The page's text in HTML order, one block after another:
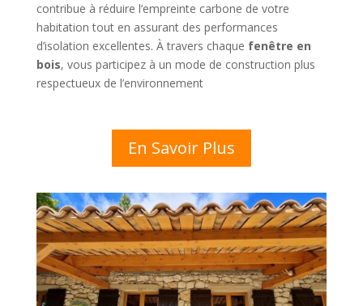
contribue à réduire l’empreinte carbone de votre
habitation tout en assurant des performances
d’isolation excellentes. À travers chaque fenêtre en
bois, vous participez à un mode de construction plus
respectueux de l’environnement
En Savoir Plus